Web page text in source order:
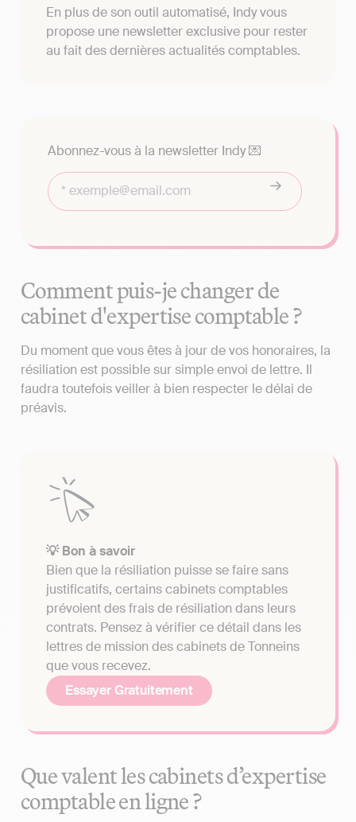
En plus de son outil automatisé, Indy vous
propose une newsletter exclusive pour rester
au fait des dernières actualités comptables.
Abonnez-vous à la newsletter Indy 💌
Comment puis-je changer de
cabinet d'expertise comptable ?
Du moment que vous êtes à jour de vos honoraires, la
résiliation est possible sur simple envoi de lettre. Il
faudra toutefois veiller à bien respecter le délai de
préavis.
💡 Bon à savoir
Bien que la résiliation puisse se faire sans
justificatifs, certains cabinets comptables
prévoient des frais de résiliation dans leurs
contrats. Pensez à vérifier ce détail dans les
lettres de mission des cabinets de Tonneins
que vous recevez.
Essayer Gratuitement
Que valent les cabinets d’expertise
comptable en ligne ?